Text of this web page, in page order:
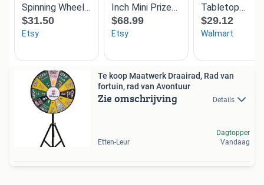
Te koop Maatwerk Draairad, Rad van
fortuin, rad van Avontuur
Zie omschrijving Details
Etten-Leur
Dagtopper
Vandaag